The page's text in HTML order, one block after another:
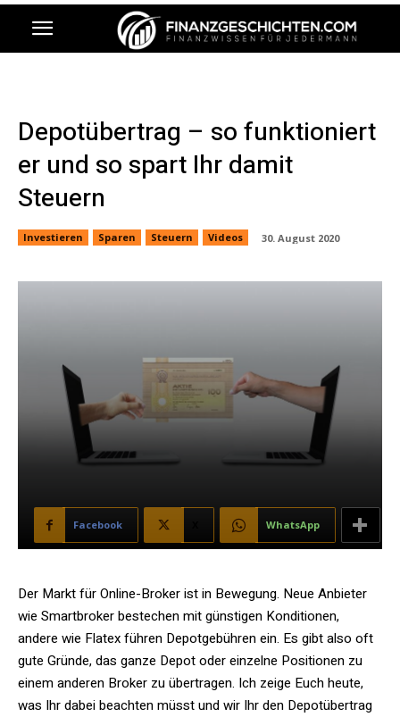
Depotübertrag – so funktioniert
er und so spart Ihr damit
Steuern
Investieren Sparen Steuern Videos 30. August 2020
Facebook WhatsApp
Der Markt für Online-Broker ist in Bewegung. Neue Anbieter
wie Smartbroker bestechen mit günstigen Konditionen,
andere wie Flatex führen Depotgebühren ein. Es gibt also oft
gute Gründe, das ganze Depot oder einzelne Positionen zu
einem anderen Broker zu übertragen. Ich zeige Euch heute,
was Ihr dabei beachten müsst und wir Ihr den Depotübertrag